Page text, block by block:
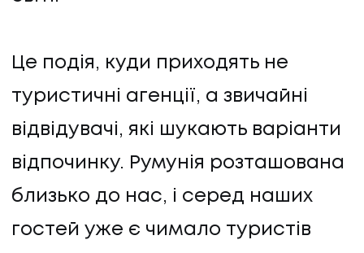
Це подія, куди приходять не
туристичні агенції, а звичайні
відвідувачі, які шукають варіанти
відпочинку. Румунія розташована
близько до нас, і серед наших
гостей уже є чимало туристів